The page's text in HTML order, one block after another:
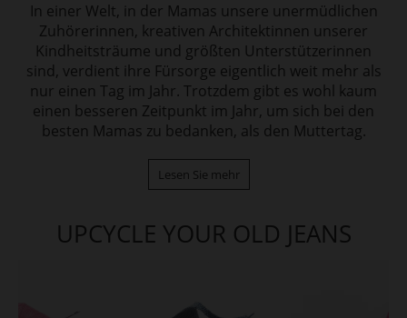
In einer Welt, in der Mamas unsere unermüdlichen
Zuhörerinnen, kreativen Architektinnen unserer
Kindheitsträume und größten Unterstützerinnen
sind, verdient ihre Fürsorge eigentlich weit mehr als
nur einen Tag im Jahr. Trotzdem gibt es wohl kaum
einen besseren Zeitpunkt im Jahr, um sich bei den
besten Mamas zu bedanken, als den Muttertag.
Lesen Sie mehr
UPCYCLE YOUR OLD JEANS